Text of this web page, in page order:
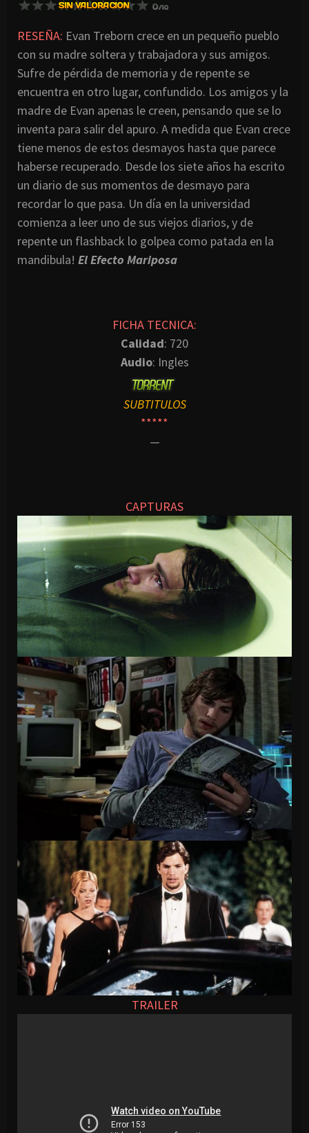
RESEÑA: Evan Treborn crece en un pequeño pueblo
con su madre soltera y trabajadora y sus amigos.
Sufre de pérdida de memoria y de repente se
encuentra en otro lugar, confundido. Los amigos y la
madre de Evan apenas le creen, pensando que se lo
inventa para salir del apuro. A medida que Evan crece
tiene menos de estos desmayos hasta que parece
haberse recuperado. Desde los siete años ha escrito
un diario de sus momentos de desmayo para
recordar lo que pasa. Un día en la universidad
comienza a leer uno de sus viejos diarios, y de
repente un flashback lo golpea como patada en la
mandibula! El Efecto Mariposa
FICHA TECNICA:
Calidad: 720
Audio: Ingles
SUBTITULOS
*****
—
CAPTURAS
TRAILER